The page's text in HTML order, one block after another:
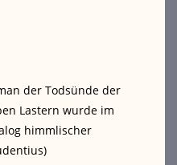
der Todsünde der
Lastern wurde im
himmlischer